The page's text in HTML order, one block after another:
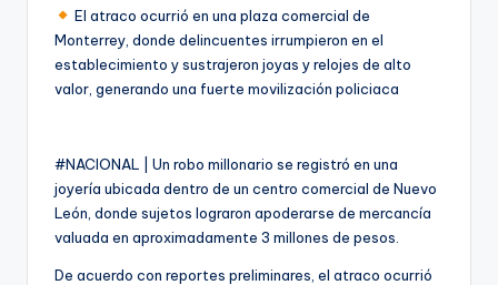
El atraco ocurrió en una plaza comercial de
Monterrey, donde delincuentes irrumpieron en el
establecimiento y sustrajeron joyas y relojes de alto
valor, generando una fuerte movilización policiaca
#NACIONAL | Un robo millonario se registró en una
joyería ubicada dentro de un centro comercial de Nuevo
León, donde sujetos lograron apoderarse de mercancía
valuada en aproximadamente 3 millones de pesos.
De acuerdo con reportes preliminares, el atraco ocurrió